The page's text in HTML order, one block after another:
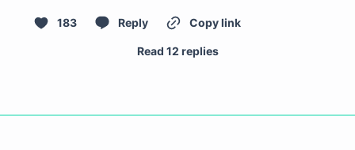
183 Reply Copy link
Read 12 replies